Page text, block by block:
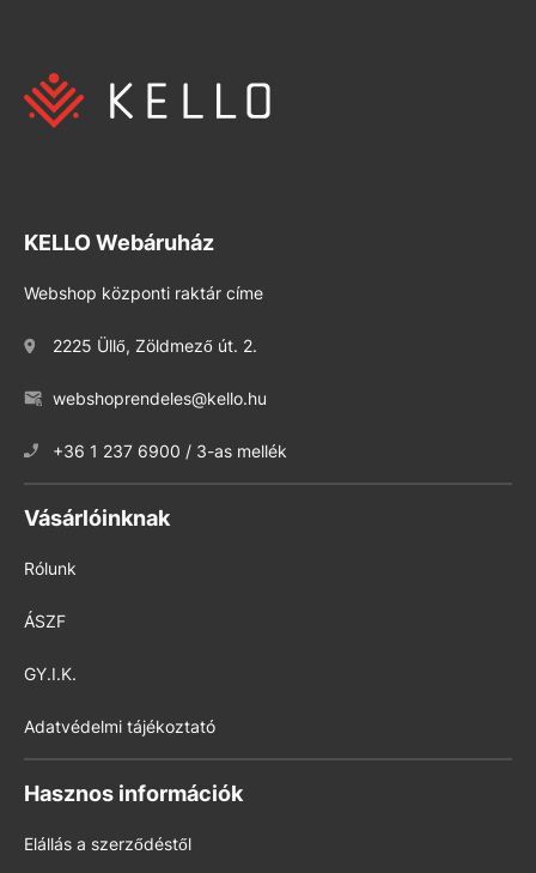
KELLO Webáruház
Webshop központi raktár címe
2225 Üllő, Zöldmező út. 2.
webshoprendeles@kello.hu
+36 1 237 6900 / 3-as mellék
Vásárlóinknak
Rólunk
ÁSZF
GY.I.K.
Adatvédelmi tájékoztató
Hasznos információk
Elállás a szerződéstől